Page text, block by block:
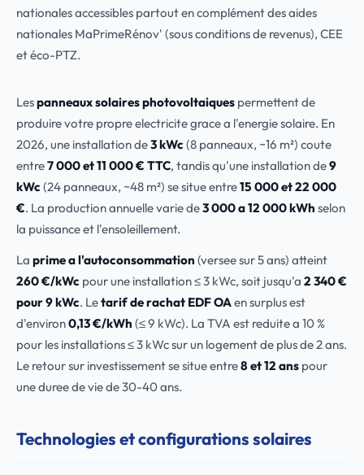
nationales accessibles partout en complément des aides
nationales MaPrimeRénov' (sous conditions de revenus), CEE
et éco-PTZ.
Lespanneaux solaires photovoltaiques permettent de
produire votre propre electricite grace a l'energie solaire. En
2026, une installation de3 kWc (8 panneaux, ~16 m²) coute
entre7 000 et 11 000 € TTC, tandis qu'une installation de9
kWc (24 panneaux, ~48 m²) se situe entre15 000 et 22 000
€. La production annuelle varie de3 000 a 12 000 kWh selon
la puissance et l'ensoleillement.
La prime a l'autoconsommation (versee sur 5 ans) atteint
260 €/kWc pour une installation ≤ 3 kWc, soit jusqu'a 2 340 €
pour 9 kWc. Letarif de rachat EDF OAen surplus est
d'environ0,13 €/kWh (≤ 9 kWc). La TVA est reduite a 10 %
pour les installations ≤ 3 kWc sur un logement de plus de 2 ans.
Le retour sur investissement se situe entre8 et 12 ans pour
une duree de vie de 30-40 ans.
Technologies et configurations solaires